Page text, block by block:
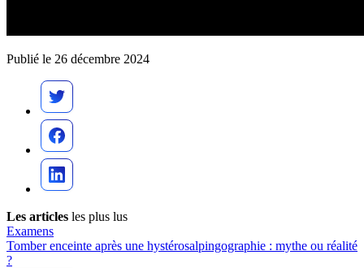
Publié le 26 décembre 2024
Les articles les plus lus
Examens
Tomber enceinte après une hystérosalpingographie : mythe ou réalité
?